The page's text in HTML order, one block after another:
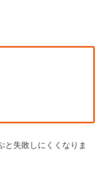
と失敗しにくくなりま